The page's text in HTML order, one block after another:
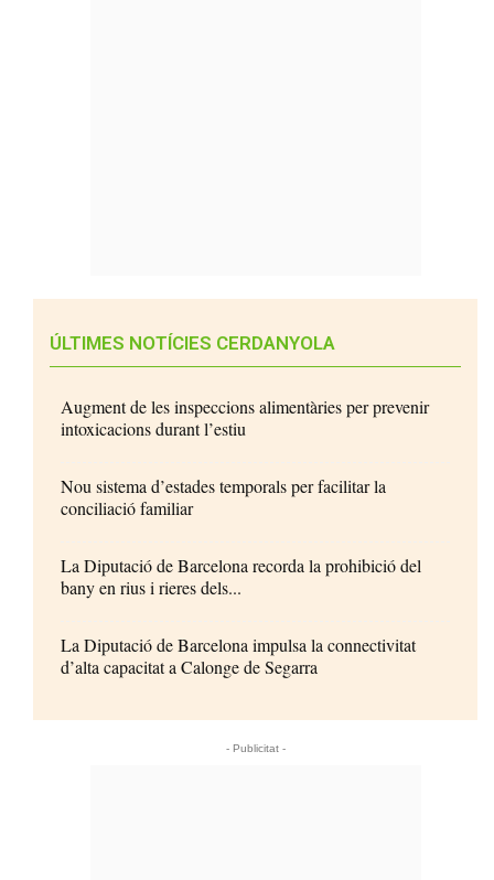
ÚLTIMES NOTÍCIES CERDANYOLA
Augment de les inspeccions alimentàries per prevenir
intoxicacions durant l’estiu
Nou sistema d’estades temporals per facilitar la
conciliació familiar
La Diputació de Barcelona recorda la prohibició del
bany en rius i rieres dels...
La Diputació de Barcelona impulsa la connectivitat
d’alta capacitat a Calonge de Segarra
- Publicitat -